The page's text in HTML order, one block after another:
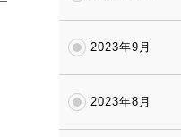
2023年9月
2023年8月